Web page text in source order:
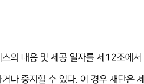
의 내용 및 제공 일자를 제12조에
나 중지할 수 있다. 이 경우 재단은